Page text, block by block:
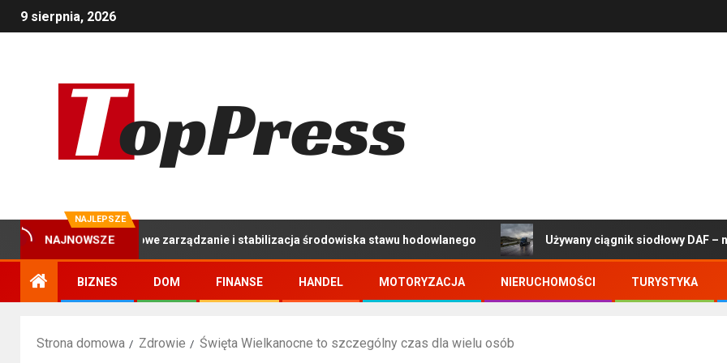
9 sierpnia, 2026
NAJLEPSZE
NAJNOWSZE
Kompleksowe zarządzanie i stabilizacja środowiska stawu hodowlanego Używany ciągnik siodłowy DAF – na co
BIZNES DOM FINANSE HANDEL MOTORYZACJA NIERUCHOMOŚCI TURYSTYKA
Strona domowa Zdrowie Święta Wielkanocne to szczególny czas dla wielu osób